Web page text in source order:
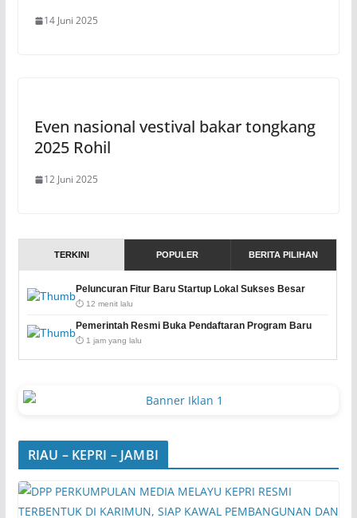
14 Juni 2025
Even nasional vestival bakar tongkang
2025 Rohil
12 Juni 2025
TERKINI POPULER BERITA PILIHAN
Peluncuran Fitur Baru Startup Lokal Sukses Besar
⏱️ 12 menit lalu
Pemerintah Resmi Buka Pendaftaran Program Baru
⏱️ 1 jam yang lalu
RIAU – KEPRI – JAMBI